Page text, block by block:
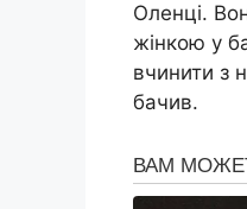
Оленці.
жінкою у
вчинити з
бачив.